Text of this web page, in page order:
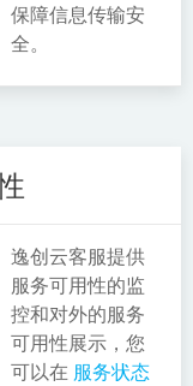
保障信息传输安
全。
逸创云客服提供
服务可用性的监
控和对外的服务
可用性展示，您
可以在 服务状态